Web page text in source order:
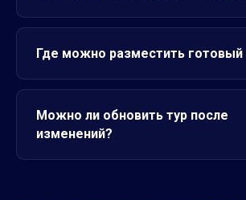
Где можно разместить готовый
Можно ли обновить тур после
изменений?